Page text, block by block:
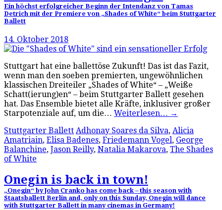
Ein höchst erfolgreicher Beginn der Intendanz von Tamas
Detrich mit der Premiere von „Shades of White“ beim Stuttgarter
Ballett
14. Oktober 2018
Stuttgart hat eine ballettöse Zukunft! Das ist das Fazit,
wenn man den soeben premierten, ungewöhnlichen
klassischen Dreiteiler „Shades of White“ – „Weiße
Schatt(ierung)en“ – beim Stuttgarter Ballett gesehen
hat. Das Ensemble bietet alle Kräfte, inklusiver großer
Starpotenziale auf, um die… Weiterlesen… →
Stuttgarter Ballett Adhonay Soares da Silva, Alicia
Amatriain, Elisa Badenes, Friedemann Vogel, George
Balanchine, Jason Reilly, Natalia Makarova, The Shades
of White
Onegin is back in town!
„Onegin“ by John Cranko has come back – this season with
Staatsballett Berlin and, only on this Sunday, Onegin will dance
with Stuttgarter Ballett in many cinemas in Germany!